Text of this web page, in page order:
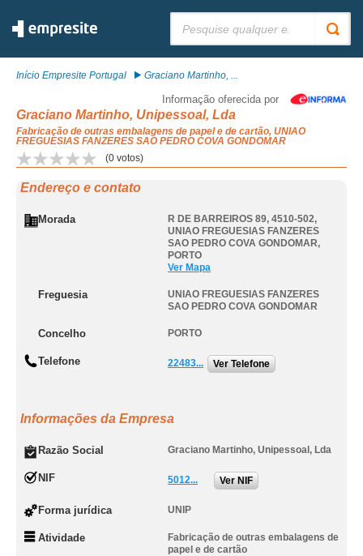
Início Empresite Portugal Graciano Martinho, ...
Informação oferecida por
Graciano Martinho, Unipessoal, Lda
Fabricação de outras embalagens de papel e de cartão, UNIAO
FREGUESIAS FANZERES SAO PEDRO COVA GONDOMAR
(0 votos)
Endereço e contato
Morada R DE BARREIROS 89, 4510-502,
UNIAO FREGUESIAS FANZERES
SAO PEDRO COVA GONDOMAR,
PORTO
Ver Mapa
Freguesia
UNIAO FREGUESIAS FANZERES
SAO PEDRO COVA GONDOMAR
Concelho PORTO
Telefone 22483... Ver Telefone
Informações da Empresa
Razão Social Graciano Martinho, Unipessoal, Lda
NIF 5012... Ver NIF
Forma jurídica UNIP
Atividade
Fabricação de outras embalagens de
papel e de cartão